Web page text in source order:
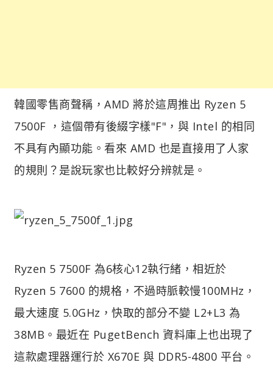
韓國零售商聲稱，AMD 將於這周推出 Ryzen 5
7500F ，這個帶有後綴字樣"F"，與 Intel 的相同
不具有內顯功能。看來 AMD 也是直接用了人家
的規則？是說玩家也比較好分辨就是。
Ryzen 5 7500F 為6核心12執行緒，相近於
Ryzen 5 7600 的規格，不過時脈較慢100MHz，
最大速度 5.0GHz，快取的部分不變 L2+L3 為
38MB。最近在 PugetBench 資料庫上也出現了
這款處理器運行於 X670E 與 DDR5-4800 平台。